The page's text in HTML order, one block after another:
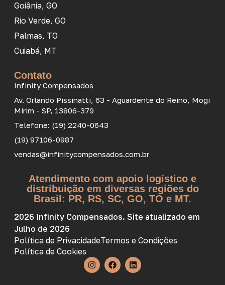
Goiânia, GO
Rio Verde, GO
Palmas, TO
Cuiabá, MT
Contato
Infinity Compensados
Av. Orlando Pissinatti, 63 - Aguardente do Reino, Mogi
Mirim - SP, 13806-379
Telefone: (19) 2240-0643
(19) 97106-0987
vendas@infinitycompensados.com.br
Atendimento com apoio logístico e
distribuição em diversas regiões do
Brasil: PR, RS, SC, GO, TO e MT.
2026 Infinity Compensados. Site atualizado em
Julho de 2026
Política de PrivacidadeTermos e Condições
Política de Cookies